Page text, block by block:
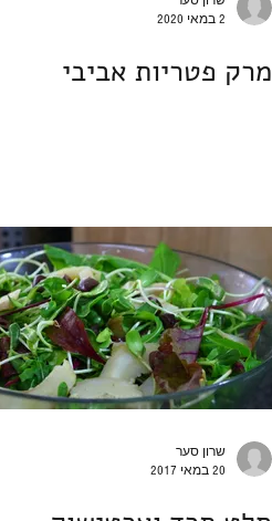
2 במאי 2020
מרק פטריות אביבי
שרון סער
20 במאי 2017